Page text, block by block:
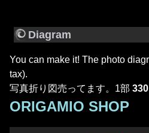
Diagram
You can make it! The photo
tax).
写真折り図売ってます。1部 330
ORIGAMIO SHOP